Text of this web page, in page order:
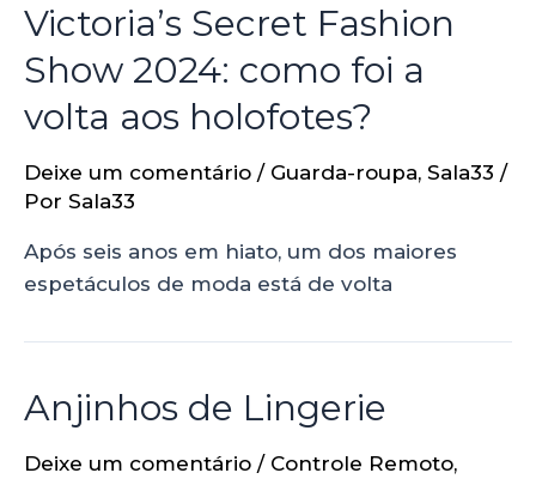
Victoria’s Secret Fashion
Show 2024: como foi a
volta aos holofotes?
Deixe um comentário / Guarda-roupa, Sala33 /
Por Sala33
Após seis anos em hiato, um dos maiores
espetáculos de moda está de volta
Anjinhos de Lingerie
Deixe um comentário / Controle Remoto,